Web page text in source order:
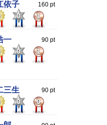
依子 160 pt
0 1
一 90 pt
0 1
三生 90 pt
0 0